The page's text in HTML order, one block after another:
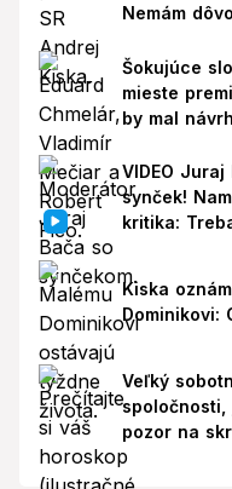
Nemám
Šokujúce
mieste
by mal
VIDEO
synček!
kritika:
Kiska
Dominikovi:
Veľký
spoločnosti,
pozor na